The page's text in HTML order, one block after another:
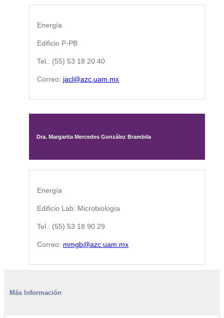
Energía
Edificio P-PB
Tel.: (55) 53 18 20 40
Correo: jacl@azc.uam.mx
Dra. Margarita Mercedes González Brambila
Energía
Edificio Lab. Microbiología
Tel.: (55) 53 18 90 29
Correo: mmgb@azc.uam.mx
Más Información